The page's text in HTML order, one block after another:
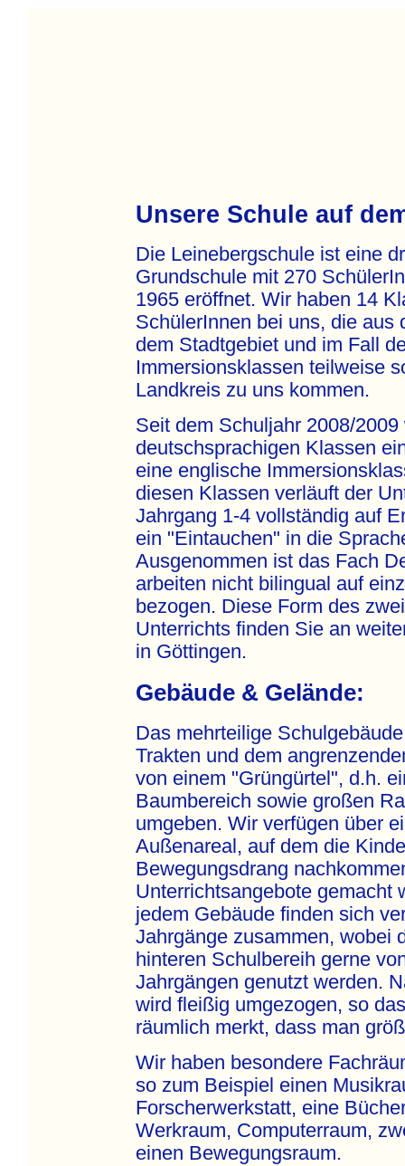
Unsere Schule auf
Die Leinebergschule ist eine
Grundschule mit 270
1965 eröffnet. Wir haben 14
SchülerInnen bei uns, die aus
dem Stadtgebiet und im Fall
Immersionsklassen teilweise
Landkreis zu uns kommen.
Seit dem Schuljahr 2008/
deutschsprachigen Klassen
eine englische
diesen Klassen verläuft der
Jahrgang 1-4 vollständig auf
ein "Eintauchen" in die
Ausgenommen ist das Fach
arbeiten nicht bilingual auf
bezogen. Diese Form des
Unterrichts finden Sie an
in Göttingen.
Gebäude & Gelände:
Das mehrteilige
Trakten und dem
von einem "Grüngürtel", d.h.
Baumbereich sowie großen
umgeben. Wir verfügen über
Außenareal, auf dem die
Bewegungsdrang
Unterrichtsangebote gemacht
jedem Gebäude finden sich
Jahrgänge zusammen, wobei
hinteren Schulbereih gerne
Jahrgängen genutzt werden.
wird fleißig umgezogen, so
räumlich merkt, dass man
Wir haben besondere
so zum Beispiel einen
Forscherwerkstatt, eine
Werkraum, Computerraum,
einen Bewegungsraum.